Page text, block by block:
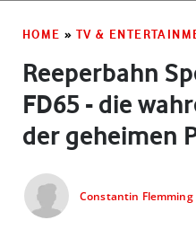
HOME » TV &
Reeperbahn
FD65 - die
der geheimen
Constantin Flemming